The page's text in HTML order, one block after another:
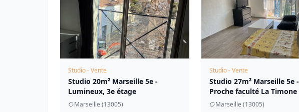
Studio - Vente
Studio 20m² Marseille 5e -
Lumineux, 3e étage
Marseille (13005)
Studio - Vente
Studio 27m² Marseille 5e -
Proche faculté La Timone
Marseille (13005)